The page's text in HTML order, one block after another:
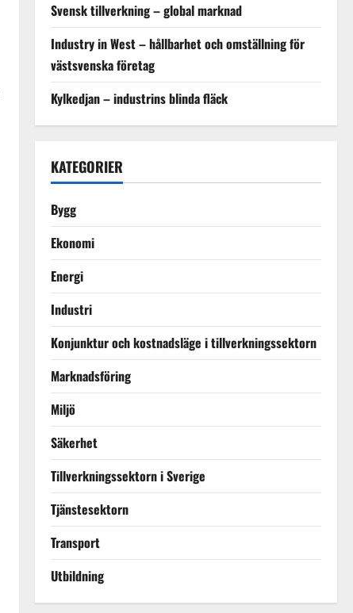
Svensk tillverkning – global marknad
Industry in West – hållbarhet och omställning för
västsvenska företag
Kylkedjan – industrins blinda fläck
KATEGORIER
Bygg
Ekonomi
Energi
Industri
Konjunktur och kostnadsläge i tillverkningssektorn
Marknadsföring
Miljö
Säkerhet
Tillverkningssektorn i Sverige
Tjänstesektorn
Transport
Utbildning